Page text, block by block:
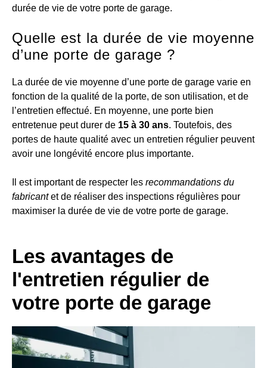
durée de vie de votre porte de garage.
Quelle est la durée de vie moyenne
d’une porte de garage ?
La durée de vie moyenne d’une porte de garage varie en
fonction de la qualité de la porte, de son utilisation, et de
l’entretien effectué. En moyenne, une porte bien
entretenue peut durer de 15 à 30 ans. Toutefois, des
portes de haute qualité avec un entretien régulier peuvent
avoir une longévité encore plus importante.
Il est important de respecter les recommandations du
fabricantet de réaliser des inspections régulières pour
maximiser la durée de vie de votre porte de garage.
Les avantages de
l'entretien régulier de
votre porte de garage